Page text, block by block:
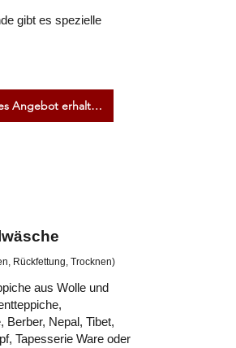
gibt es spezielle
Kostenloses Angebot erhalten
Rückfettung, Trocknen)
aus Wolle und
Berber, Nepal, Tibet,
Tapesserie Ware oder